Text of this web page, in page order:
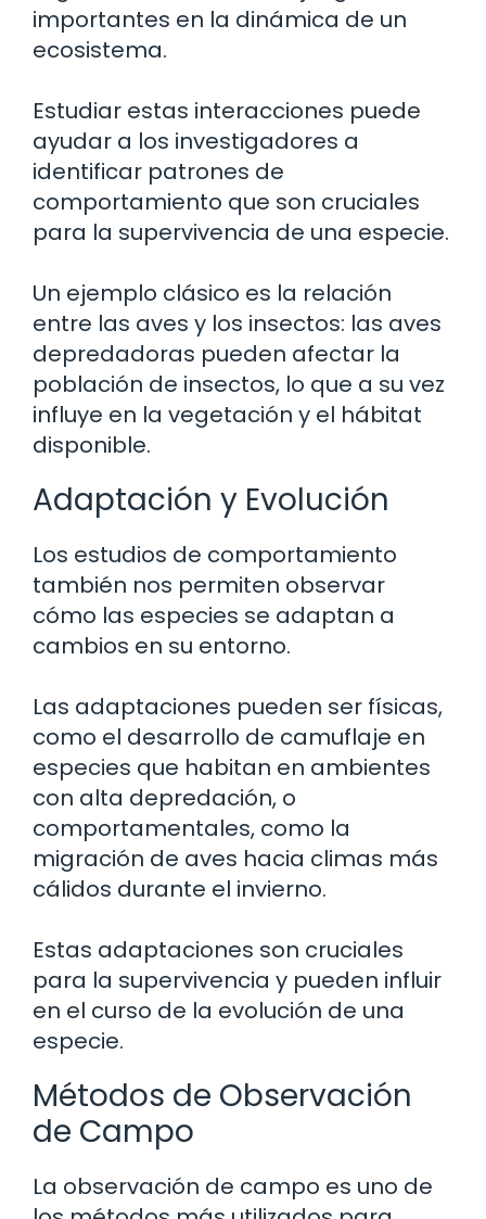
importantes en la dinámica de un
ecosistema.
Estudiar estas interacciones puede
ayudar a los investigadores a
identificar patrones de
comportamiento que son cruciales
para la supervivencia de una especie.
Un ejemplo clásico es la relación
entre las aves y los insectos: las aves
depredadoras pueden afectar la
población de insectos, lo que a su vez
influye en la vegetación y el hábitat
disponible.
Adaptación y Evolución
Los estudios de comportamiento
también nos permiten observar
cómo las especies se adaptan a
cambios en su entorno.
Las adaptaciones pueden ser físicas,
como el desarrollo de camuflaje en
especies que habitan en ambientes
con alta depredación, o
comportamentales, como la
migración de aves hacia climas más
cálidos durante el invierno.
Estas adaptaciones son cruciales
para la supervivencia y pueden influir
en el curso de la evolución de una
especie.
Métodos de Observación
de Campo
La observación de campo es uno de